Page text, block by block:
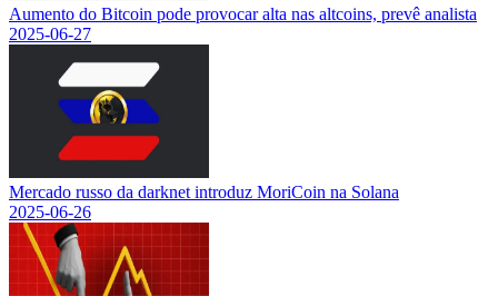
Aumento do Bitcoin pode provocar alta nas altcoins, prevê analista
2025-06-27
Mercado russo da darknet introduz MoriCoin na Solana
2025-06-26